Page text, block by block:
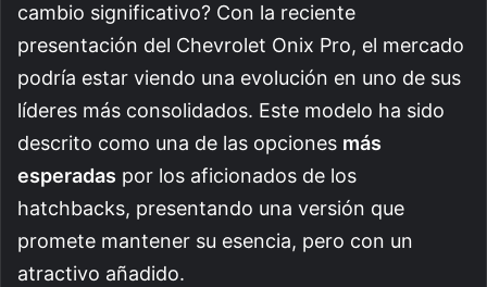
cambio significativo? Con la reciente
presentación del Chevrolet Onix Pro, el mercado
podría estar viendo una evolución en uno de sus
líderes más consolidados. Este modelo ha sido
descrito como una de las opciones más
esperadas por los aficionados de los
hatchbacks, presentando una versión que
promete mantener su esencia, pero con un
atractivo añadido.